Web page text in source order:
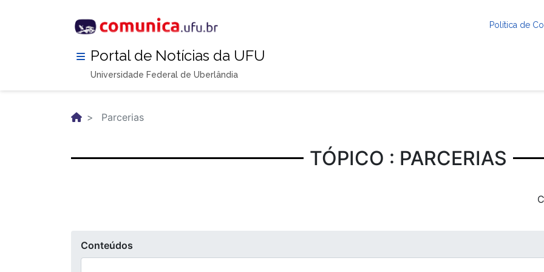
Política de
Portal de Notícias da UFU
Universidade Federal de Uberlândia
Parcerias
TÓPICO : PARCERIAS
Conteúdos